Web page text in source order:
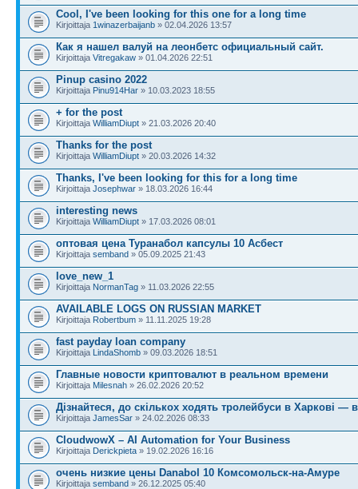
Cool, I've been looking for this one for a long time
Kirjoittaja 1winazerbaijanb » 02.04.2026 13:57
Как я нашел валуй на леонбетс официальный сайт.
Kirjoittaja Vitregakaw » 01.04.2026 22:51
Pinup casino 2022
Kirjoittaja Pinu914Har » 10.03.2023 18:55
+ for the post
Kirjoittaja WilliamDiupt » 21.03.2026 20:40
Thanks for the post
Kirjoittaja WilliamDiupt » 20.03.2026 14:32
Thanks, I've been looking for this for a long time
Kirjoittaja Josephwar » 18.03.2026 16:44
interesting news
Kirjoittaja WilliamDiupt » 17.03.2026 08:01
оптовая цена Туранабол капсулы 10 Асбест
Kirjoittaja semband » 05.09.2025 21:43
love_new_1
Kirjoittaja NormanTag » 11.03.2026 22:55
AVAILABLE LOGS ON RUSSIAN MARKET
Kirjoittaja Robertbum » 11.11.2025 19:28
fast payday loan company
Kirjoittaja LindaShomb » 09.03.2026 18:51
Главные новости криптовалют в реальном времени
Kirjoittaja Milesnah » 26.02.2026 20:52
Дізнайтеся, до скількох ходять тролейбуси в Харкові —
Kirjoittaja JamesSar » 24.02.2026 08:33
CloudwowX – AI Automation for Your Business
Kirjoittaja Derickpieta » 19.02.2026 16:16
очень низкие цены Danabol 10 Комсомольск-на-Амуре
Kirjoittaja semband » 26.12.2025 05:40